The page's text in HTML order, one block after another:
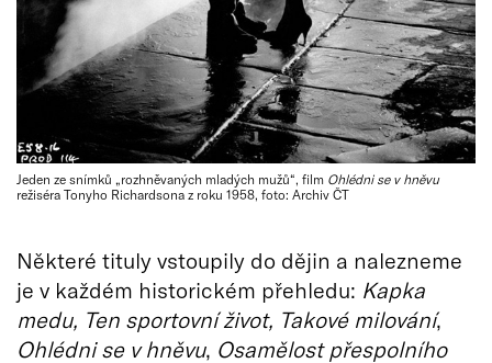
Jeden ze snímků „rozhněvaných mladých mužů“, film Ohlédni se v hněvu
režiséra Tonyho Richardsona z roku 1958, foto: Archiv ČT
Některé tituly vstoupily do dějin a nalezneme
je v každém historickém přehledu: Kapka
medu, Ten sportovní život, Takové milování,
Ohlédni se v hněvu, Osamělost přespolního